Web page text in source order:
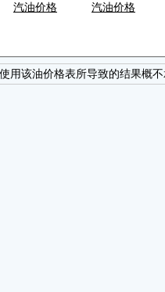
汽油价格
汽油价格
该油价格表所导致的结果概不